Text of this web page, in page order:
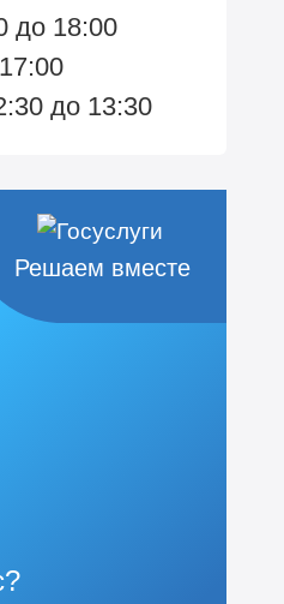
до 18:00
до 13:30
Решаем вместе